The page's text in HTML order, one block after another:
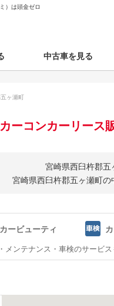
）は頭金ゼロ
円のクルマを見る
上のクルマを見る
日で納車）
中古車を見る
ヶ瀬町
ーコンカーリース
宮崎県西臼杵郡五
宮崎県西臼杵郡五ヶ瀬町の
ービューティ
ンテナンス・車検のサービ